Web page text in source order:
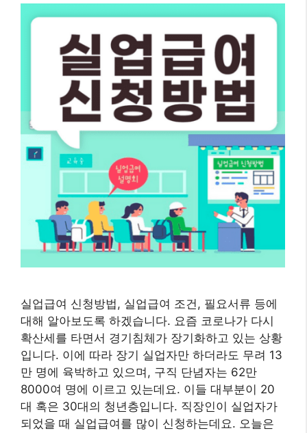
실업급여 신청방법, 실업급여 조건, 필요서류 등에
대해 알아보도록 하겠습니다. 요즘 코로나가 다시
확산세를 타면서 경기침체가 장기화하고 있는 상황
입니다. 이에 따라 장기 실업자만 하더라도 무려 13
만 명에 육박하고 있으며, 구직 단념자는 62만
8000여 명에 이르고 있는데요. 이들 대부분이 20
대 혹은 30대의 청년층입니다. 직장인이 실업자가
되었을 때 실업급여를 많이 신청하는데요. 오늘은